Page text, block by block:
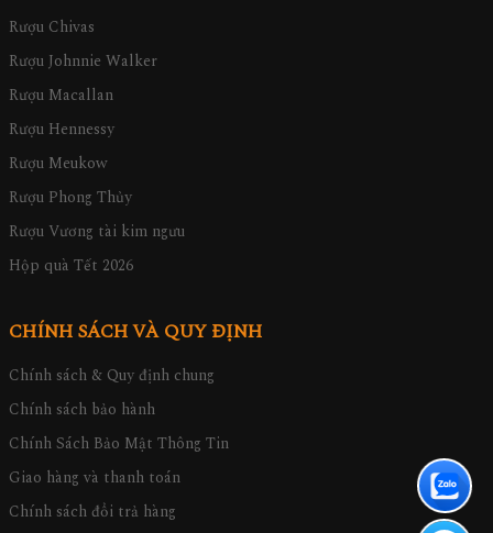
Rượu Chivas
Rượu Johnnie Walker
Rượu Macallan
Rượu Hennessy
Rượu Meukow
Rượu Phong Thủy
Rượu Vương tài kim ngưu
Hộp quà Tết 2026
CHÍNH SÁCH VÀ QUY ĐỊNH
Chính sách & Quy định chung
Chính sách bảo hành
Chính Sách Bảo Mật Thông Tin
Giao hàng và thanh toán
Chính sách đổi trả hàng